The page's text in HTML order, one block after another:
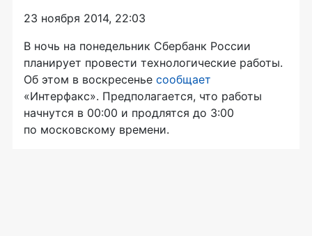
23 ноября 2014, 22:03
В ночь на понедельник Сбербанк России
планирует провести технологические работы.
Об этом в воскресенье сообщает
«Интерфакс». Предполагается, что работы
начнутся в 00:00 и продлятся до 3:00
по московскому времени.